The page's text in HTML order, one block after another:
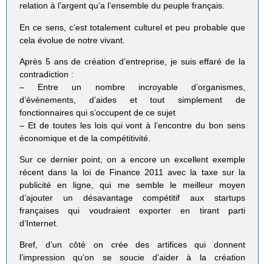
relation à l’argent qu’a l’ensemble du peuple français.
En ce sens, c’est totalement culturel et peu probable que
cela évolue de notre vivant.
Après 5 ans de création d’entreprise, je suis effaré de la
contradiction :
– Entre un nombre incroyable d’organismes,
d’évènements, d’aides et tout simplement de
fonctionnaires qui s’occupent de ce sujet
– Et de toutes les lois qui vont à l’encontre du bon sens
économique et de la compétitivité.
Sur ce dernier point, on a encore un excellent exemple
récent dans la loi de Finance 2011 avec la taxe sur la
publicité en ligne, qui me semble le meilleur moyen
d’ajouter un désavantage compétitif aux startups
françaises qui voudraient exporter en tirant parti
d’Internet.
Bref, d’un côté on crée des artifices qui donnent
l’impression qu’on se soucie d’aider à la création